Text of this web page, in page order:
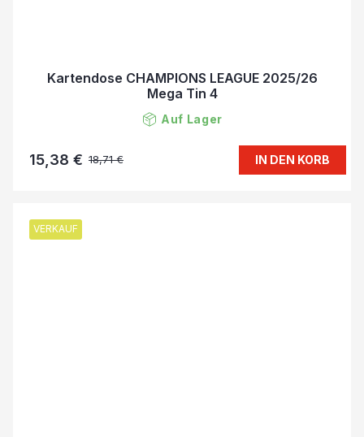
Kartendose CHAMPIONS LEAGUE 2025/26
Mega Tin 4
Auf Lager
18,71 €
15,38 € IN DEN KORB
VERKAUF